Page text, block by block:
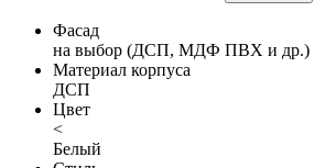
Фасад
на выбор (ДСП, МДФ ПВХ и др.)
Материал корпуса
ДСП
Цвет
<
Белый